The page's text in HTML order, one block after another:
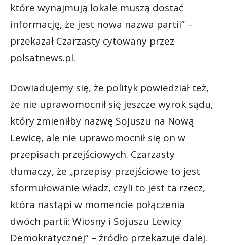
które wynajmują lokale muszą dostać
informację, że jest nowa nazwa partii” –
przekazał Czarzasty cytowany przez
polsatnews.pl.
Dowiadujemy się, że polityk powiedział też,
że nie uprawomocnił się jeszcze wyrok sądu,
który zmieniłby nazwę Sojuszu na Nową
Lewicę, ale nie uprawomocnił się on w
przepisach przejściowych. Czarzasty
tłumaczy, że „przepisy przejściowe to jest
sformułowanie władz, czyli to jest ta rzecz,
która nastąpi w momencie połączenia
dwóch partii: Wiosny i Sojuszu Lewicy
Demokratycznej” – źródło przekazuje dalej.